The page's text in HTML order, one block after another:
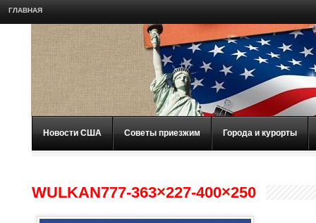
ГЛАВНАЯ
Новости США Советы приезжим Города и курорты
WULKAN777-363×227-400×250